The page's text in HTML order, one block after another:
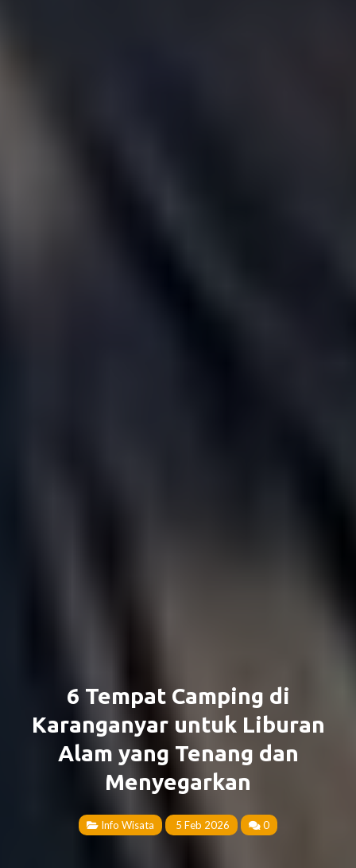
6 Tempat Camping di
Karanganyar untuk Liburan
Alam yang Tenang dan
Menyegarkan
Info Wisata 5 Feb 2026 0